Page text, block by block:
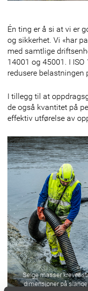
Én ting er å si at vi er
og sikkerhet. Vi «har
med samtlige
14001 og 45001. I
redusere belastningen
I tillegg til at
de også kvantitet på
effektiv utførelse av
Seige masser krever
dimensjoner på